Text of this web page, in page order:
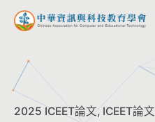
Skip
2025 ICEET論文 ICEET論文